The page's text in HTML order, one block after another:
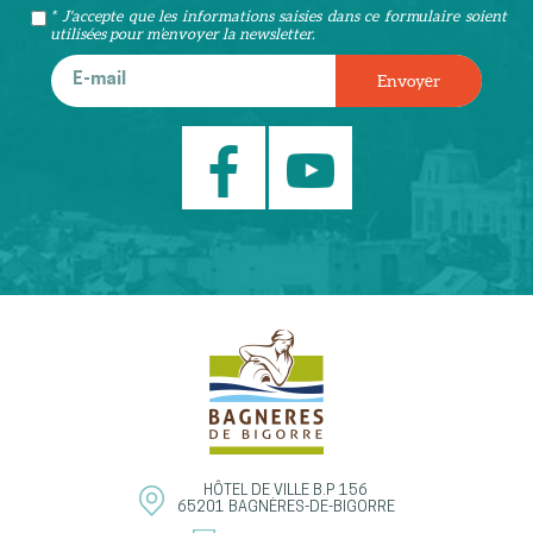
* J'accepte que les informations saisies dans ce formulaire soient
utilisées pour m’envoyer la newsletter.
HÔTEL DE VILLE B.P 156
65201 BAGNÈRES-DE-BIGORRE